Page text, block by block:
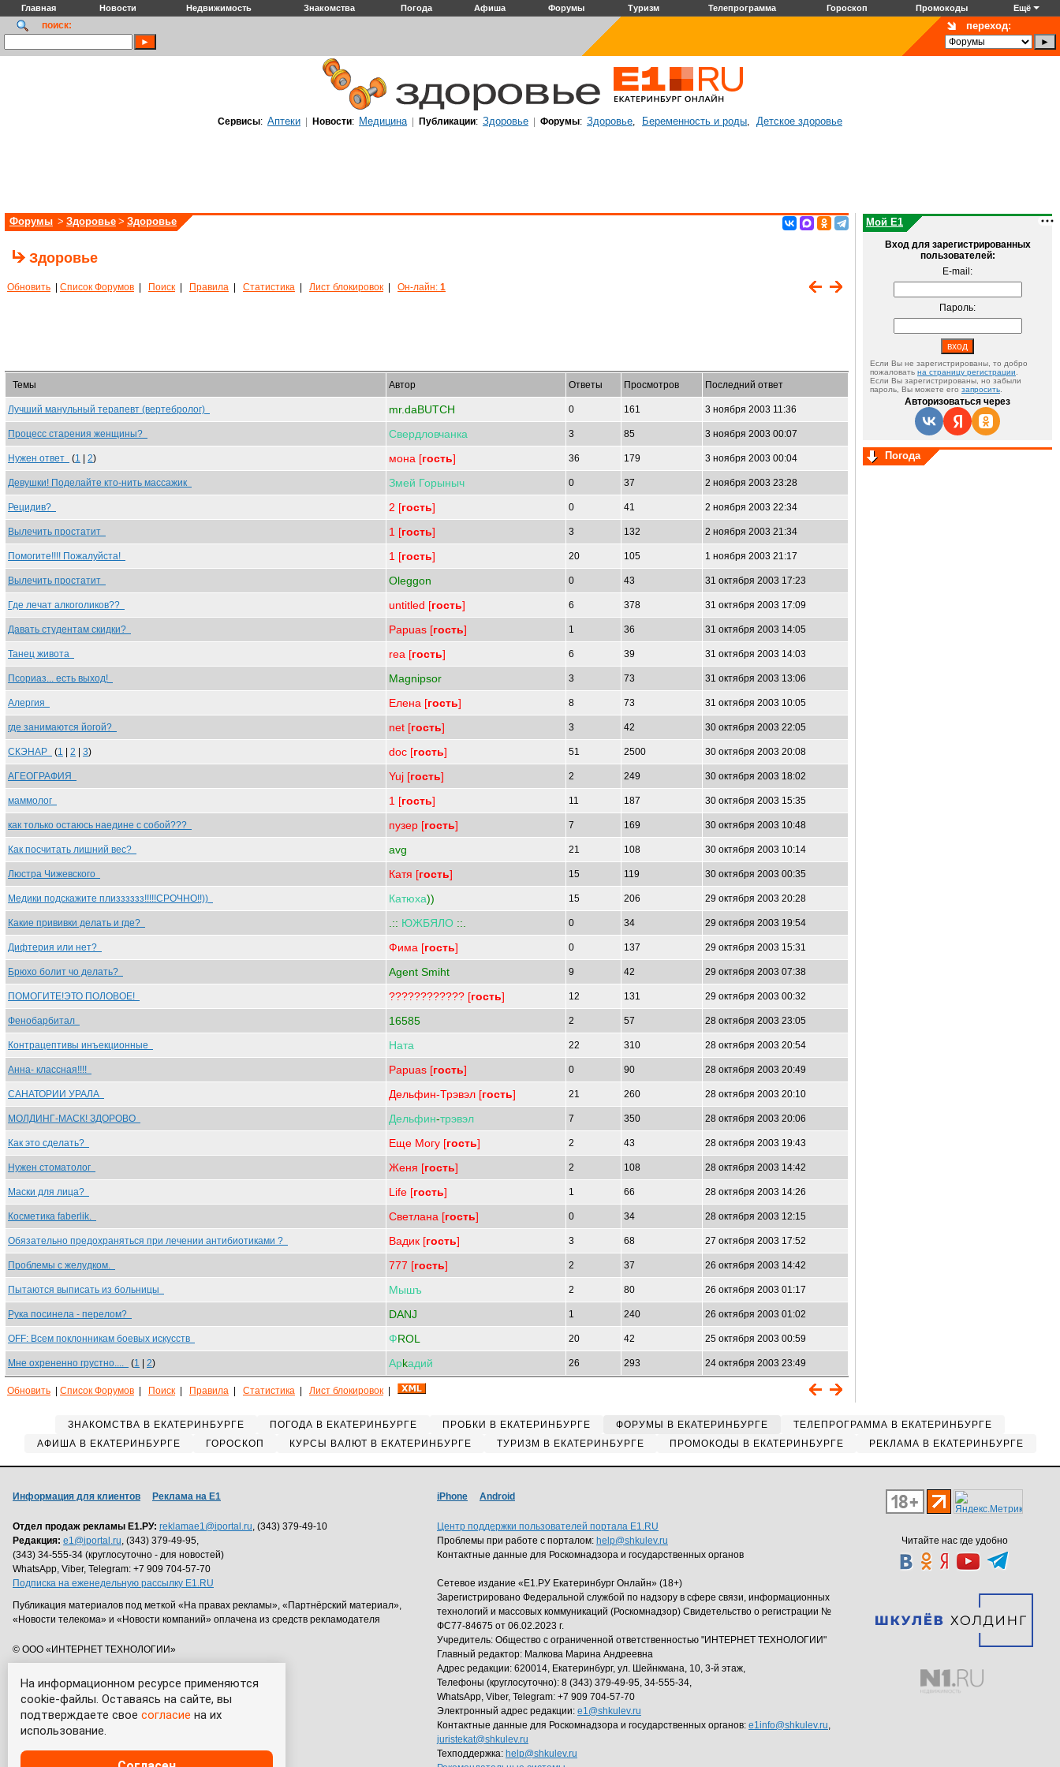
На информационном ресурсе применяются
cookie-файлы. Оставаясь на сайте, вы
подтверждаете свое согласие на их
использование.
Главная Новости Недвижимость Знакомства Погода Афиша Форумы Туризм Телепрограмма Гороскоп Промокоды Ещё
поиск: переход:
Сервисы: Аптеки Новости: Медицина| Публикации: Здоровье Форумы: Здоровье, Беременность и роды, Детское здоровье
Форумы > Здоровье > Здоровье
Здоровье
Обновить Список Форумов Поиск Правила Статистика Лист блокировок Он-лайн: 1
Темы Автор Ответы Просмотров Последний ответ
Лучший манульный терапевт (вертебролог) mr.daBUTCH 0 161 3 ноября 2003 11:36
Процесс старения женщины? Свердловчанка 3 85 3 ноября 2003 00:07
Нужен ответ (1 2) мона [гость] 36 179 3 ноября 2003 00:04
Девушки! Поделайте кто-нить массажик Змей Горыныч 0 37 2 ноября 2003 23:28
Рецидив? 2 [гость] 0 41 2 ноября 2003 22:34
Вылечить простатит 1 [гость] 3 132 2 ноября 2003 21:34
Помогите!!!! Пожалуйста! 1 [гость] 20 105 1 ноября 2003 21:17
Вылечить простатит Oleggon 0 43 31 октября 2003 17:23
Где лечат алкоголиков?? untitled [гость] 6 378 31 октября 2003 17:09
Давать студентам скидки? Papuas [гость] 1 36 31 октября 2003 14:05
Танец живота rea [гость] 6 39 31 октября 2003 14:03
Псориаз... есть выход! Magnipsor 3 73 31 октября 2003 13:06
Алергия Елена [гость] 8 73 31 октября 2003 10:05
где занимаются йогой? net [гость] 3 42 30 октября 2003 22:05
СКЭНАР (1 2 3) doc [гость] 51 2500 30 октября 2003 20:08
АГЕОГРАФИЯ Yuj [гость] 2 249 30 октября 2003 18:02
маммолог 1 [гость] 11 187 30 октября 2003 15:35
как только остаюсь наедине с собой??? пузер [гость] 7 169 30 октября 2003 10:48
Как посчитать лишний вес? avg 21 108 30 октября 2003 10:14
Люстра Чижевского Катя [гость] 15 119 30 октября 2003 00:35
Медики подскажите плизззззз!!!!!СРОЧНО!!)) Катюха)) 15 206 29 октября 2003 20:28
Какие прививки делать и где? .:: ЮЖБЯЛО ::. 0 34 29 октября 2003 19:54
Дифтерия или нет? Фима [гость] 0 137 29 октября 2003 15:31
Брюхо болит чо делать? Agent Smiht 9 42 29 октября 2003 07:38
ПОМОГИТЕ!ЭТО ПОЛОВОЕ! ???????????? [гость] 12 131 29 октября 2003 00:32
Фенобарбитал 16585 2 57 28 октября 2003 23:05
Контрацептивы инъекционные Ната 22 310 28 октября 2003 20:54
Анна- классная!!!! Papuas [гость] 0 90 28 октября 2003 20:49
САНАТОРИИ УРАЛА Дельфин-Трэвэл [гость] 21 260 28 октября 2003 20:10
МОЛДИНГ-МАСК! ЗДОРОВО Дельфин-трэвэл 7 350 28 октября 2003 20:06
Как это сделать? Еще Могу [гость] 2 43 28 октября 2003 19:43
Нужен стоматолог Женя [гость] 2 108 28 октября 2003 14:42
Маски для лица? Life [гость] 1 66 28 октября 2003 14:26
Косметика faberlik. Cветлана [гость] 0 34 28 октября 2003 12:15
Обязательно предохраняться при лечении антибиотиками ? Вадик [гость] 3 68 27 октября 2003 17:52
Проблемы с желудком. 777 [гость] 2 37 26 октября 2003 14:42
Пытаются выписать из больницы Мышъ 2 80 26 октября 2003 01:17
Рука посинела - перелом? DANJ 1 240 26 октября 2003 01:02
OFF: Всем поклонникам боевых искусств ФROL 20 42 25 октября 2003 00:59
Мне охрененно грустно.... (1 2) Арkадий 26 293 24 октября 2003 23:49
Обновить Список Форумов Поиск Правила Статистика Лист блокировок
Мой E1
Вход для зарегистрированных
пользователей:
E-mail:
Пароль:
Если Вы не зарегистрированы, то добро
пожаловать на страницу регистрации
Если Вы зарегистрированы, но забыли
пароль, Вы можете его запросить
Авторизоваться через
Погода
ЗНАКОМСТВА В ЕКАТЕРИНБУРГЕ ПОГОДА В ЕКАТЕРИНБУРГЕ ПРОБКИ В ЕКАТЕРИНБУРГЕ ФОРУМЫ В ЕКАТЕРИНБУРГЕ
ТЕЛЕПРОГРАММА В ЕКАТЕРИНБУРГЕ
АФИША В ЕКАТЕРИНБУРГЕ
ГОРОСКОП КУРСЫ ВАЛЮТ В ЕКАТЕРИНБУРГЕ ТУРИЗМ В ЕКАТЕРИНБУРГЕ ПРОМОКОДЫ В ЕКАТЕРИНБУРГЕ РЕКЛАМА В ЕКАТЕРИНБУРГЕ
Читайте нас где удобно
Информация для клиентов Реклама на Е1
Отдел продаж рекламы Е1.РУ: reklamae1@iportal.ru, (343) 379-49-10
Редакция: e1@iportal.ru, (343) 379-49-95,
(343) 34-555-34 (круглосуточно - для новостей)
WhatsApp, Viber, Telegram: +7 909 704-57-70
Подписка на еженедельную рассылку E1.RU
Публикация материалов под меткой «На правах рекламы», «Партнёрский материал»,
«Новости телекома» и «Новости компаний» оплачена из средств рекламодателя
© ООО «ИНТЕРНЕТ ТЕХНОЛОГИИ»
iPhone Android
Центр поддержки пользователей портала E1.RU
Проблемы при работе с порталом: help@shkulev.ru
Контактные данные для Роскомнадзора и государственных органов
Сетевое издание «Е1.РУ Екатеринбург Онлайн» (18+)
Зарегистрировано Федеральной службой по надзору в сфере связи, информационных
технологий и массовых коммуникаций (Роскомнадзор) Свидетельство о регистрации №
ФС77-84675 от 06.02.2023 г.
Учредитель: Общество с ограниченной ответственностью "ИНТЕРНЕТ ТЕХНОЛОГИИ"
Главный редактор: Малкова Марина Андреевна
Адрес редакции: 620014, Екатеринбург, ул. Шейнкмана, 10, 3-й этаж,
Телефоны (круглосуточно): 8 (343) 379-49-95, 34-555-34,
WhatsApp, Viber, Telegram: +7 909 704-57-70
Электронный адрес редакции: e1@shkulev.ru
Контактные данные для Роскомнадзора и государственных органов: e1info@shkulev.ru,
juristekat@shkulev.ru
Техподдержка: help@shkulev.ru